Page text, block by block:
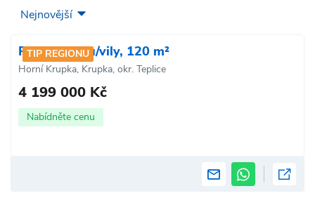
TIP REGIONU
Prodej domu/vily, 120 m²
Horní Krupka, Krupka, okr. Teplice
4 199 000 Kč
Nabídněte cenu